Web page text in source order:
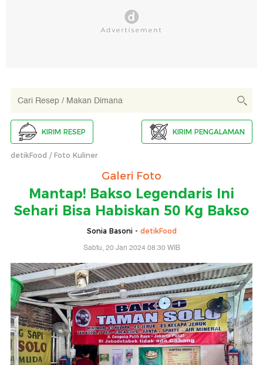
KIRIM RESEP KIRIM PENGALAMAN
detikFood Foto Kuliner
Galeri Foto
Mantap! Bakso Legendaris Ini
Sehari Bisa Habiskan 50 Kg Bakso
Sonia Basoni - detikFood
Sabtu, 20 Jan 2024 08:30 WIB